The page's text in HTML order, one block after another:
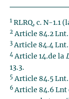
1 RLRQ, c. N-1.1
2 Article 84.2 Lnt.
3 Article 84.4 Lnt.
4 Article 14.de la
13.3.
5 Article 84.5 Lnt.
6 Article 84.6 Lnt